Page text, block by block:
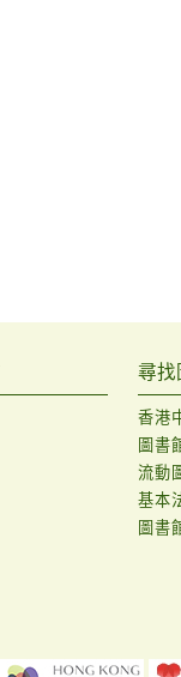
尋找
香港
圖書
流動
基本
圖書